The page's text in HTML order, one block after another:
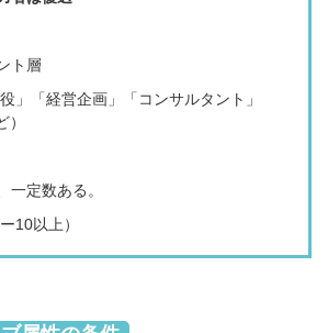
ト層
役」「経営企画」「コンサルタント」
）
一定数ある。
10以上）